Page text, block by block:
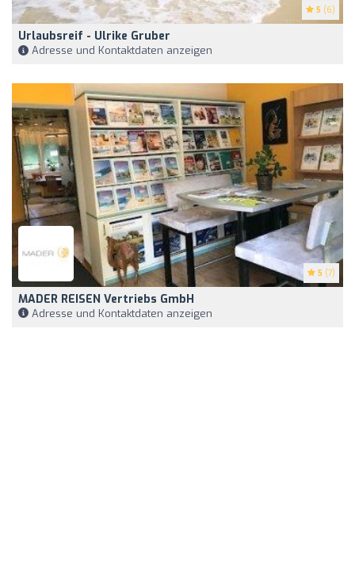
5 (6)
Urlaubsreif - Ulrike Gruber
Adresse und Kontaktdaten anzeigen
5 (7)
MADER REISEN Vertriebs GmbH
Adresse und Kontaktdaten anzeigen